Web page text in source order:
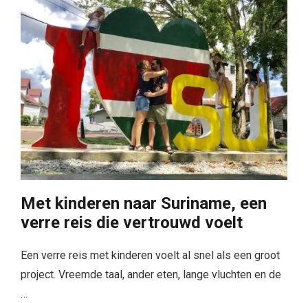
Met kinderen naar Suriname, een
verre reis die vertrouwd voelt
Een verre reis met kinderen voelt al snel als een groot
project. Vreemde taal, ander eten, lange vluchten en de
…